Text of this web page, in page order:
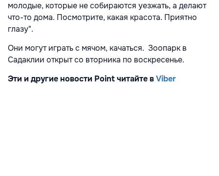
молодые, которые не собираются уезжать, а делают
что-то дома. Посмотрите, какая красота. Приятно
глазу".
Они могут играть с мячом, качаться. Зоопарк в
Садаклии открыт со вторника по воскресенье.
Эти и другие новости Point читайте вViber